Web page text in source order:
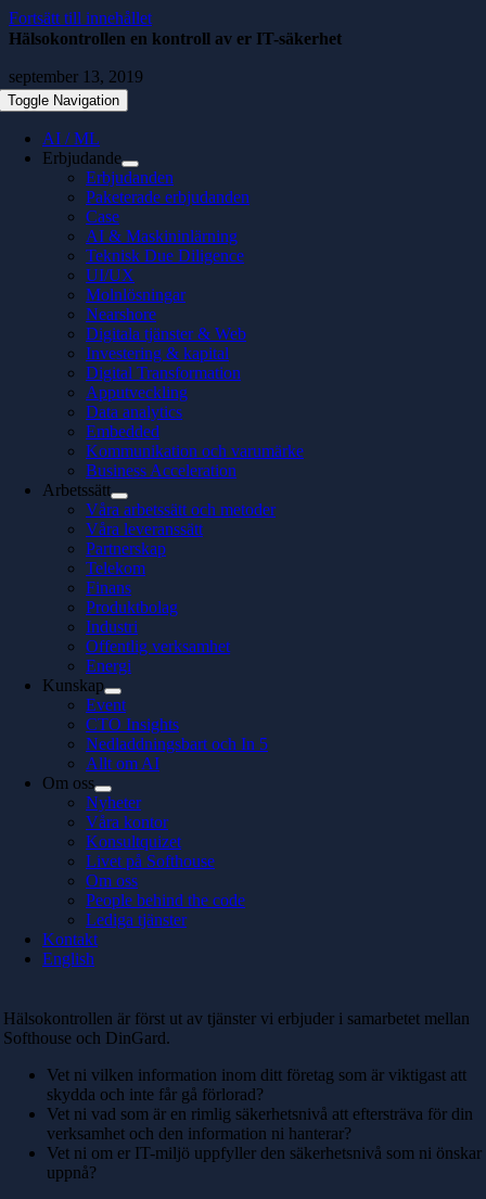
Fortsätt till innehållet
Toggle Navigation
AI / ML
Erbjudande
Erbjudanden
Paketerade erbjudanden
Case
AI & Maskininlärning
Teknisk Due Diligence
UI/UX
Molnlösningar
Nearshore
Digitala tjänster & Web
Investering & kapital
Digital Transformation
Apputveckling
Data analytics
Embedded
Kommunikation och varumärke
Business Acceleration
Arbetssätt
Våra arbetssätt och metoder
Våra leveranssätt
Partnerskap
Telekom
Finans
Produktbolag
Industri
Offentlig verksamhet
Energi
Kunskap
Event
CTO Insights
Nedladdningsbart och In 5
Allt om AI
Om oss
Nyheter
Våra kontor
Konsultquizet
Livet på Softhouse
Om oss
People behind the code
Lediga tjänster
Kontakt
English
Hälsokontrollen en kontroll av er IT-säkerhet
september 13, 2019
Hälsokontrollen är först ut av tjänster vi erbjuder i samarbetet mellan
Softhouse och DinGard.
Vet ni vilken information inom ditt företag som är viktigast att
skydda och inte får gå förlorad?
Vet ni vad som är en rimlig säkerhetsnivå att eftersträva för din
verksamhet och den information ni hanterar?
Vet ni om er IT-miljö uppfyller den säkerhetsnivå som ni önskar
uppnå?